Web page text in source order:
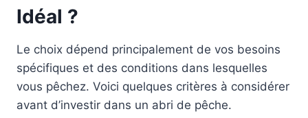
Idéal ?
Le choix dépend principalement de vos besoins
spécifiques et des conditions dans lesquelles
vous pêchez. Voici quelques critères à considérer
avant d’investir dans un abri de pêche.